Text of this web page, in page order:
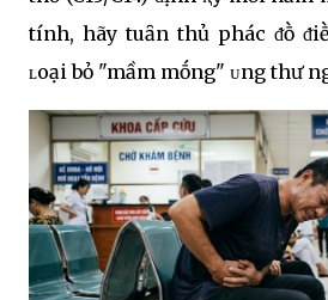
tính, hãy tuȃn thủ phác ᵭṑ
ʟoại bỏ "mầm mṓng" ᴜng thư